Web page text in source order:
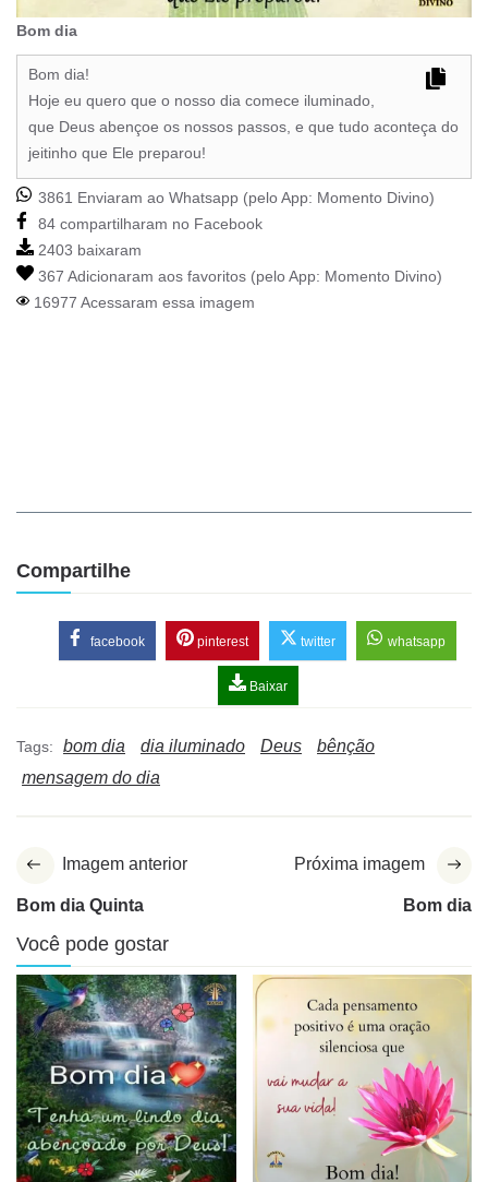
Bom dia
Bom dia!
Hoje eu quero que o nosso dia comece iluminado,
que Deus abençoe os nossos passos, e que tudo aconteça do
jeitinho que Ele preparou!
3861 Enviaram ao Whatsapp (pelo App: Momento Divino)
84 compartilharam no Facebook
2403 baixaram
367 Adicionaram aos favoritos (pelo App: Momento Divino)
16977 Acessaram essa imagem
Compartilhe
facebook pinterest twitter whatsapp
Baixar
Tags: bom dia dia iluminado Deus
bênção
mensagem do dia
Imagem anterior
Bom dia Quinta
Próxima imagem
Bom dia
Você pode gostar